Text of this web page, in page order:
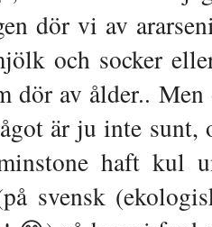
dör vi av
och socker
dör av ålder..
är ju inte
haft kul
svensk